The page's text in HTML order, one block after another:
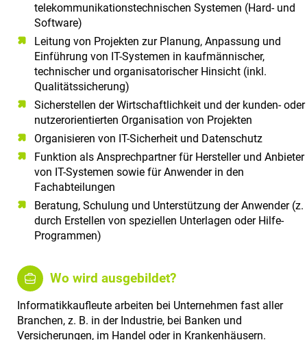
telekommunikationstechnischen Systemen (Hard- und
Software)
Leitung von Projekten zur Planung, Anpassung und
Einführung von IT-Systemen in kaufmännischer,
technischer und organisatorischer Hinsicht (inkl.
Qualitätssicherung)
Sicherstellen der Wirtschaftlichkeit und der kunden- oder
nutzerorientierten Organisation von Projekten
Organisieren von IT-Sicherheit und Datenschutz
Funktion als Ansprechpartner für Hersteller und Anbieter
von IT-Systemen sowie für Anwender in den
Fachabteilungen
Beratung, Schulung und Unterstützung der Anwender (z.
durch Erstellen von speziellen Unterlagen oder Hilfe-
Programmen)
Wo wird ausgebildet?
Informatikkaufleute arbeiten bei Unternehmen fast aller
Branchen, z. B. in der Industrie, bei Banken und
Versicherungen, im Handel oder in Krankenhäusern.